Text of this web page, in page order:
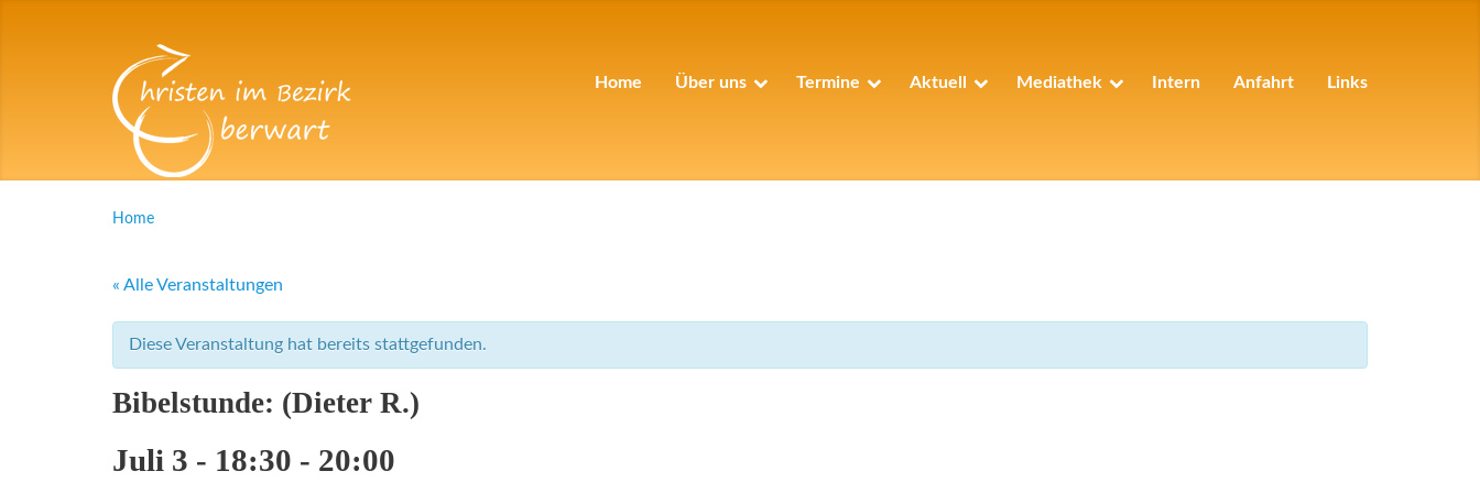
Home Über uns Termine Aktuell Mediathek Intern Anfahrt Links
Home
« Alle Veranstaltungen
Diese Veranstaltung hat bereits stattgefunden.
Bibelstunde: (Dieter R.)
Juli 3 - 18:30 - 20:00